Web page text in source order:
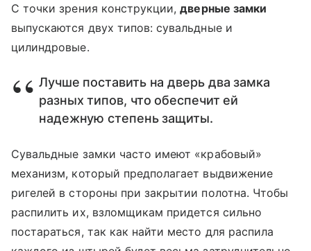
C точки зрения конструкции,дверные замки
выпускаются двух типов: сувальдные и
цилиндровые.
Лучше поставить на дверь два замка
разных типов, что обеспечит ей
надежную степень защиты.
Сувальдные замки часто имеют «крабовый»
механизм, который предполагает выдвижение
ригелей в стороны при закрытии полотна. Чтобы
распилить их, взломщикам придется сильно
постараться, так как найти место для распила